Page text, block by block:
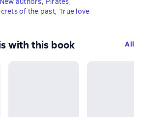
of the past, True love
with this book All